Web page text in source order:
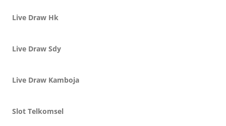
Live Draw Hk
Live Draw Sdy
Live Draw Kamboja
Slot Telkomsel